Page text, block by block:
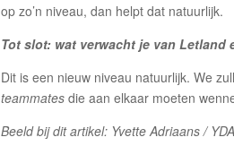
op zo’n niveau, dan helpt dat natuurlijk.
Tot slot: wat verwacht je van Letland
Dit is een nieuw niveau natuurlijk. We
teammatesdie aan elkaar moeten
Beeld bij dit artikel: Yvette Adriaans /